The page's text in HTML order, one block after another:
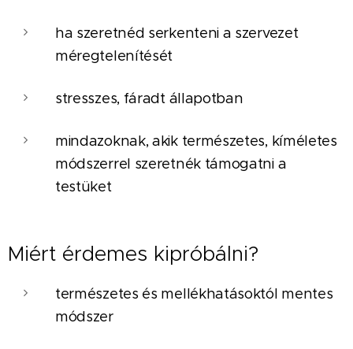
ha szeretnéd serkenteni a szervezet
méregtelenítését
stresszes, fáradt állapotban
mindazoknak, akik természetes, kíméletes
módszerrel szeretnék támogatni a
testüket
Miért érdemes kipróbálni?
természetes és mellékhatásoktól mentes
módszer